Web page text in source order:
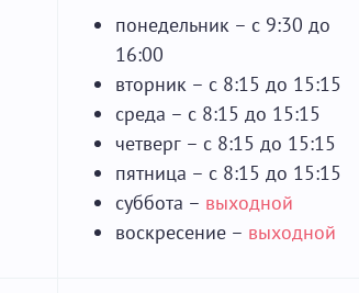
понедельник – с 9:30 до
16:00
вторник – с 8:15 до 15:15
среда – с 8:15 до 15:15
четверг – с 8:15 до 15:15
пятница – с 8:15 до 15:15
суббота – выходной
воскресение – выходной